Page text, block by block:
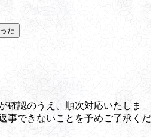
た
確認のうえ、順次対応いたしま
事できないことを予めご了承くだ